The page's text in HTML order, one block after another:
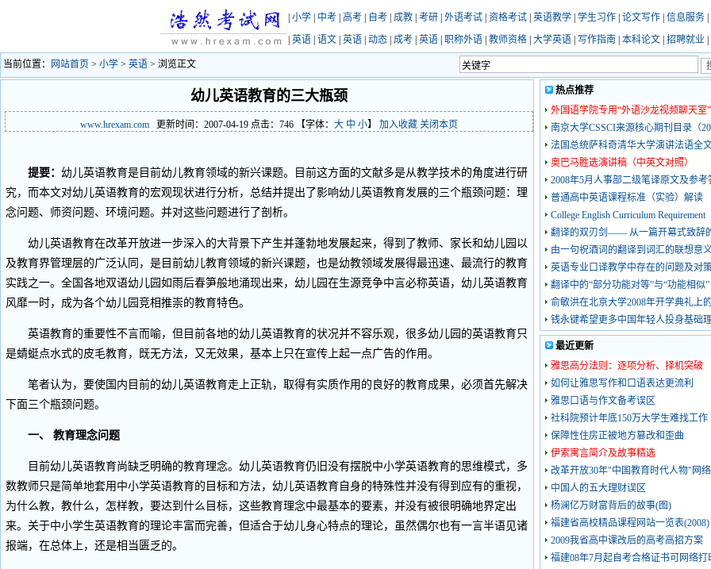
小学 中考 高考 自考 成教 考研 外语考试 资格考试 英语教学 学生习作 论文写作 信息服务
英语 语文 英语 动态 成考 英语 职称外语 教师资格 大学英语 写作指南 本科论文 招聘就业
当前位置： 网站首页 > 小学 > 英语 > 浏览正文
幼儿英语教育的三大瓶颈
www.hrexam.com 更新时间：2007-04-19 点击： 746 【字体： 大 中 小】 加入收藏 关闭本页
提要： 幼儿英语教育是目前幼儿教育领域的新兴课题。目前这方面的文献多是从教学技术的角度进行研
究，而本文对幼儿英语教育的宏观现状进行分析，总结并提出了影响幼儿英语教育发展的三个瓶颈问题：理
念问题、师资问题、环境问题。并对这些问题进行了剖析。
幼儿英语教育在改革开放进一步深入的大背景下产生并蓬勃地发展起来，得到了教师、家长和幼儿园以
及教育界管理层的广泛认同，是目前幼儿教育领域的新兴课题，也是幼教领域发展得最迅速、最流行的教育
实践之一。全国各地双语幼儿园如雨后春笋般地涌现出来，幼儿园在生源竞争中言必称英语，幼儿英语教育
风靡一时，成为各个幼儿园竞相推崇的教育特色。
英语教育的重要性不言而喻，但目前各地的幼儿英语教育的状况并不容乐观，很多幼儿园的英语教育只
是蜻蜓点水式的皮毛教育，既无方法，又无效果，基本上只在宣传上起一点广告的作用。
笔者认为，要使国内目前的幼儿英语教育走上正轨，取得有实质作用的良好的教育成果，必须首先解决
下面三个瓶颈问题。
一、 教育理念问题
目前幼儿英语教育尚缺乏明确的教育理念。幼儿英语教育仍旧没有摆脱中小学英语教育的思维模式，多
数教师只是简单地套用中小学英语教育的目标和方法，幼儿英语教育自身的特殊性并没有得到应有的重视，
为什么教，教什么，怎样教，要达到什么目标，这些教育理念中最基本的要素，并没有被很明确地界定出
来。关于中小学生英语教育的理论丰富而完善，但适合于幼儿身心特点的理论，虽然偶尔也有一言半语见诸
报端，在总体上，还是相当匮乏的。
热点推荐
外国语学院专用“外语沙龙视频聊天室”
南京大学CSSCI来源核心期刊目录（
法国总统萨科奇清华大学演讲法语全
奥巴马胜选演讲稿（中英文对照）
2008年5月人事部二级笔译原文及参考
普通高中英语课程标准（实验）解读
College English Curriculum Requirement
翻译的双刃剑—— 从一篇开幕式致辞
由一句祝酒词的翻译到词汇的联想意
英语专业口译教学中存在的问题及对
翻译中的“部分功能对等”与“功能相似”
俞敏洪在北京大学2008年开学典礼上
钱永键希望更多中国年轻人投身基础
最近更新
雅思高分法则：逐项分析、择机突破
如何让雅思写作和口语表达更流利
雅思口语与作文备考误区
社科院预计年底150万大学生难找工作
保障性住房正被地方篡改和歪曲
伊索寓言简介及故事精选
改革开放30年"中国教育时代人物"网
中国人的五大理财误区
杨澜亿万财富背后的故事(图)
福建省高校精品课程网站一览表(2008)
2009我省高中课改后的高考高招方案
福建08年7月起自考合格证书可网络打